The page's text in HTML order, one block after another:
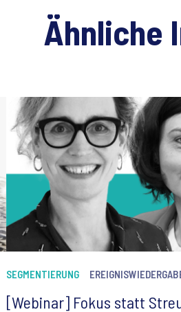
Ähnliche
SEGMENTIERUNG
[Webinar] Fokus statt